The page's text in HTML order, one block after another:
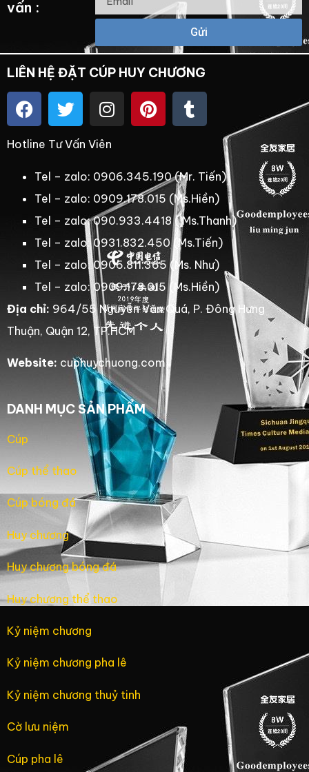
vấn :
Gửi
LIÊN HỆ ĐẶT CÚP HUY CHƯƠNG
Hotline Tư Vấn Viên
Tel – zalo: 0906.345.190 (Mr. Tiến)
Tel – zalo: 0909.178.015 (Ms.Hiền)
Tel – zalo: 090.933.4418 ( Ms.Thanh)
Tel – zalo: 0931.832.450 (Ms.Tiến)
Tel – zalo: 0906.811.365 (Ms. Như)
Tel – zalo: 0909.178.015 (Ms.Hiền)
Địa chỉ: 964/55 Nguyễn Văn Quá, P. Đông Hưng
Thuận, Quận 12, TP.HCM
Website: cuphuychuong.com
DANH MỤC SẢN PHẨM
Cúp
Cúp thể thao
Cúp bóng đá
Huy chương
Huy chương bóng đá
Huy chương thể thao
Kỷ niệm chương
Kỷ niệm chương pha lê
Kỷ niệm chương thuỷ tinh
Cờ lưu niệm
Cúp pha lê